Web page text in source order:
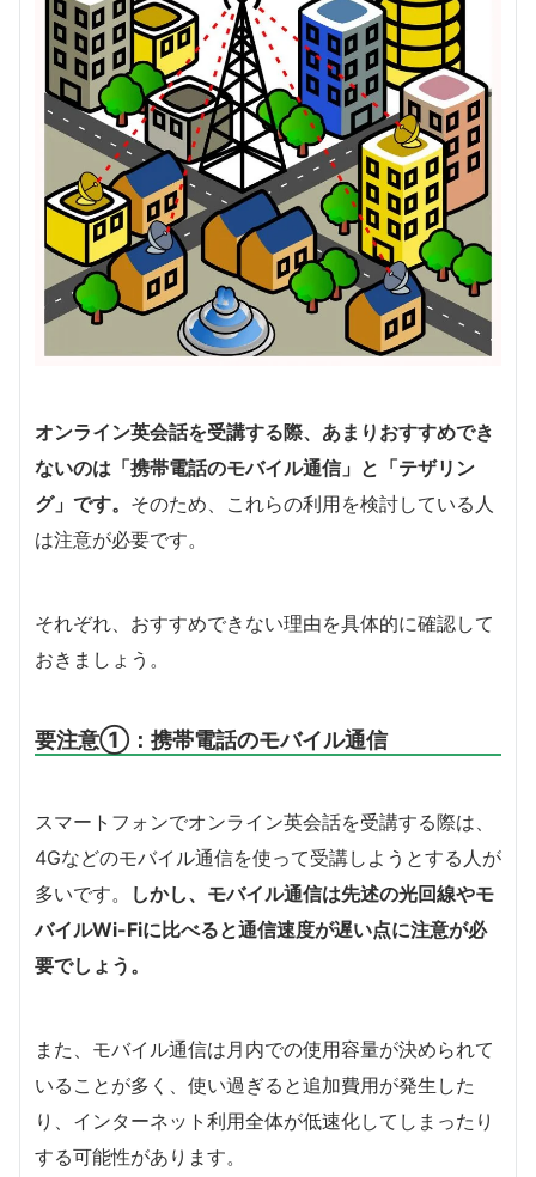
オンライン英会話を受講する際、あまりおすすめでき
ないのは「携帯電話のモバイル通信」と「テザリン
グ」です。 そのため、これらの利用を検討している人
は注意が必要です。
それぞれ、おすすめできない理由を具体的に確認して
おきましょう。
要注意①：携帯電話のモバイル通信
スマートフォンでオンライン英会話を受講する際は、
4Gなどのモバイル通信を使って受講しようとする人が
多いです。
しかし、モバイル通信は先述の光回線やモ
バイルWi-Fiに比べると通信速度が遅い点に注意が必
要でしょう。
また、モバイル通信は月内での使用容量が決められて
いることが多く、使い過ぎると追加費用が発生した
り、インターネット利用全体が低速化してしまったり
する可能性があります。